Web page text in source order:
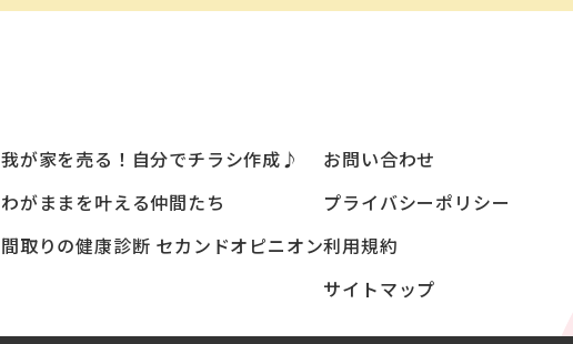
我が家を売る！自分でチラシ作成♪
わがままを叶える仲間たち
間取りの健康診断 セカンドオピニオン
お問い合わせ
プライバシーポリシー
利用規約
サイトマップ